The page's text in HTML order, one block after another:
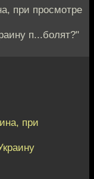
при просмотре
п...болят?"
при